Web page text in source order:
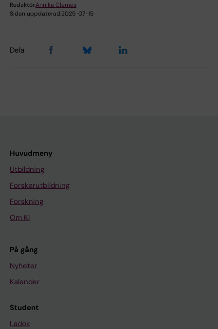
Redaktör:Annika Clemes
Sidan uppdaterad:2025-07-15
Dela
Huvudmeny
Utbildning
Forskarutbildning
Forskning
Om KI
På gång
Nyheter
Kalender
Student
Ladok